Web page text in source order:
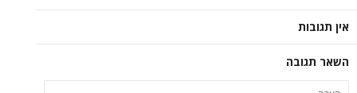
אין תגובות
השאר תגובה